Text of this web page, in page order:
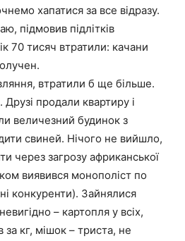
хапатися за все відразу.
підмовив підлітків
70 тисяч втратили: качани
втратили б ще більше.
продали квартиру і
величезний будинок з
свиней. Нічого не вийшло,
через загрозу африканської
виявився монополіст по
конкуренти). Зайнялися
– картопля у всіх,
за кг, мішок – триста, не